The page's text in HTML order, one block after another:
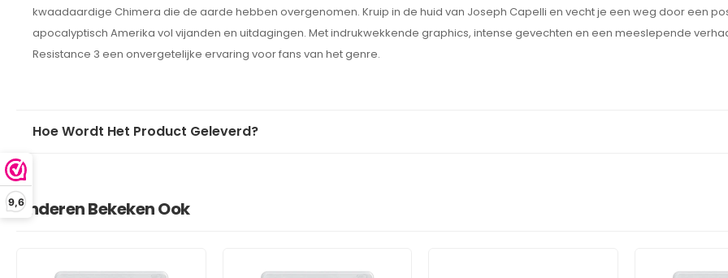
9,6
kwaadaardige Chimera die de aarde hebben overgenomen. Kruip in de huid van Joseph Capelli en vecht je een weg door een
apocalyptisch Amerika vol vijanden en uitdagingen. Met indrukwekkende graphics, intense gevechten en een meeslepende
Resistance 3 een onvergetelijke ervaring voor fans van het genre.
Hoe Wordt Het Product Geleverd?
Anderen Bekeken Ook